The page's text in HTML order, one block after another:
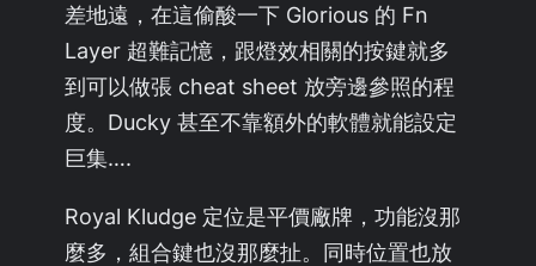
差地遠，在這偷酸一下 Glorious 的 Fn
Layer 超難記憶，跟燈效相關的按鍵就多
到可以做張 cheat sheet 放旁邊參照的程
度。Ducky 甚至不靠額外的軟體就能設定
巨集….
Royal Kludge 定位是平價廠牌，功能沒那
麼多，組合鍵也沒那麼扯。同時位置也放